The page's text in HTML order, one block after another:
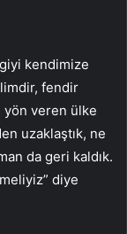
kendimize
fendir
yön veren ülke
uzaklaştık, ne
da geri kaldık.
diye